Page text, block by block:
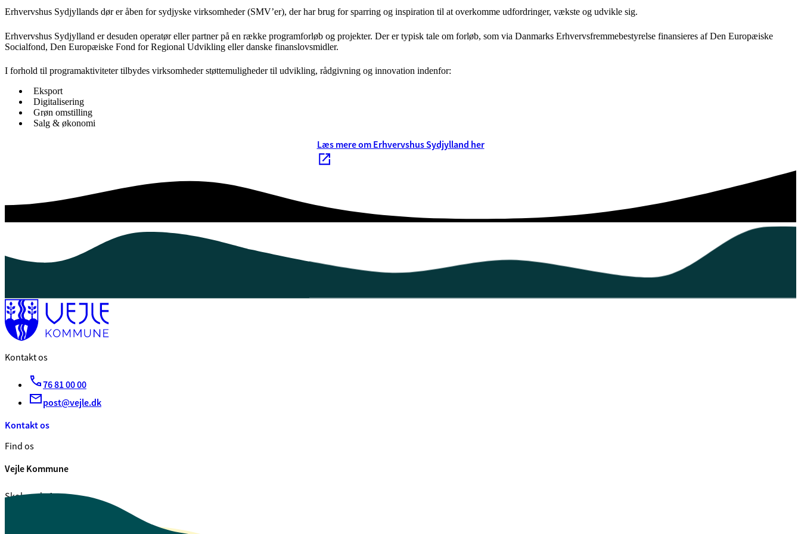
Erhvervshus Sydjyllands dør er åben for sydjyske virksomheder (SMV’er), der har brug for sparring og inspiration til at overkomme udfordringer, vækste og udvikle sig.
Erhvervshus Sydjylland er desuden operatør eller partner på en række programforløb og projekter. Der er typisk tale om forløb, som via Danmarks Erhvervsfremmebestyrelse finansieres af Den Europæiske
Socialfond, Den Europæiske Fond for Regional Udvikling eller danske finanslovsmidler.
I forhold til programaktiviteter tilbydes virksomheder støttemuligheder til udvikling, rådgivning og innovation indenfor:
Eksport
Digitalisering
Grøn omstilling
Salg & økonomi
Læs mere om Erhvervshus Sydjylland her
Kontakt os
76 81 00 00
post@vejle.dk
Kontakt os
Find os
Vejle Kommune
Skolegade 1